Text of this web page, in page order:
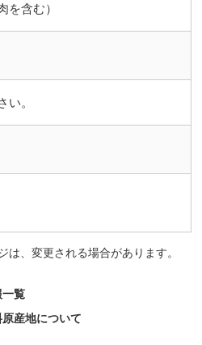
を含む）
い。
は、変更される場合があります。
一覧
産地について